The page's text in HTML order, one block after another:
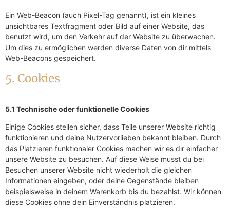
Ein Web-Beacon (auch Pixel-Tag genannt), ist ein kleines
unsichtbares Textfragment oder Bild auf einer Website, das
benutzt wird, um den Verkehr auf der Website zu überwachen.
Um dies zu ermöglichen werden diverse Daten von dir mittels
Web-Beacons gespeichert.
5. Cookies
5.1 Technische oder funktionelle Cookies
Einige Cookies stellen sicher, dass Teile unserer Website richtig
funktionieren und deine Nutzervorlieben bekannt bleiben. Durch
das Platzieren funktionaler Cookies machen wir es dir einfacher
unsere Website zu besuchen. Auf diese Weise musst du bei
Besuchen unserer Website nicht wiederholt die gleichen
Informationen eingeben, oder deine Gegenstände bleiben
beispielsweise in deinem Warenkorb bis du bezahlst. Wir können
diese Cookies ohne dein Einverständnis platzieren.